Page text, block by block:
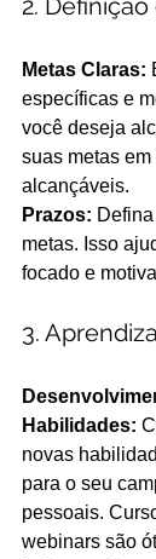
2.
Metas Claras:
específicas e
você deseja
suas metas
alcançáveis.
Prazos:
metas. Isso
focado e
3.
Habilidades:
novas
para o seu
pessoais.
webinars são